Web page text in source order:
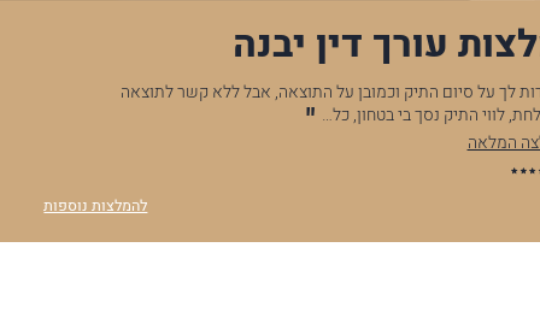
עורך דין יבנה
על התוצאה, אבל ללא קשר לתוצאה
כל…
.לאחר שנתיים שעזר לי
להמלצות נוספות